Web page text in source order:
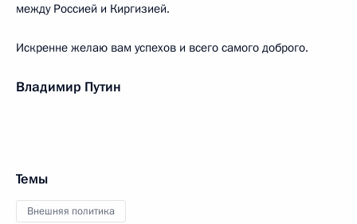
между Россией и Киргизией.
Искренне желаю вам успехов и всего самого доброго.
Владимир Путин
Темы
Внешняя политика